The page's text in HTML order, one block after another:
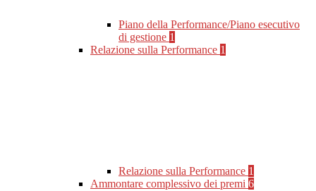
Piano della Performance/Piano esecutivo
di gestione 1
Relazione sulla Performance 1
Relazione sulla Performance 1
Ammontare complessivo dei premi 6